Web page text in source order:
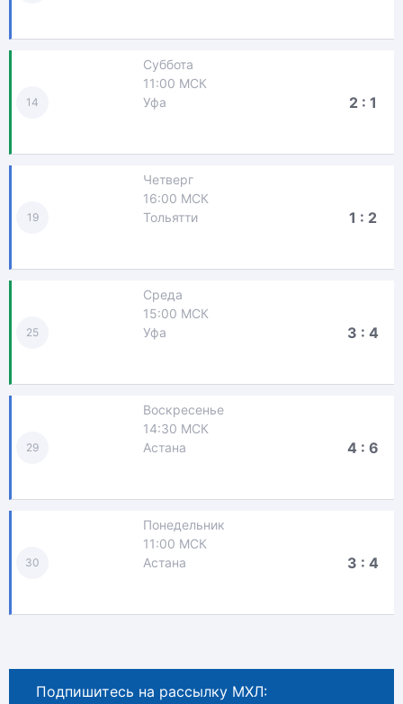
14
Суббота
11:00 МСК
Уфа
2 : 1
19
Четверг
16:00 МСК
Тольятти
1 : 2
25
Среда
15:00 МСК
Уфа
3 : 4
29
Воскресенье
14:30 МСК
Астана
4 : 6
30
Понедельник
11:00 МСК
Астана
3 : 4
Подпишитесь на рассылку МХЛ: